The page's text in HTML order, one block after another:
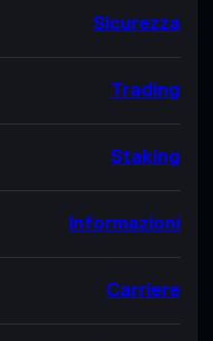
Sicurezza
Trading
Staking
Informazioni
Carriere